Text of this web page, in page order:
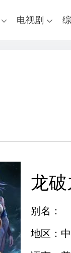
电视剧
龙
别名：
地区：